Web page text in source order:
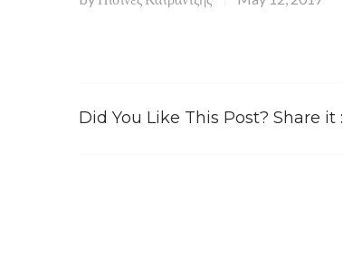
Did You Like This Post? Share it :